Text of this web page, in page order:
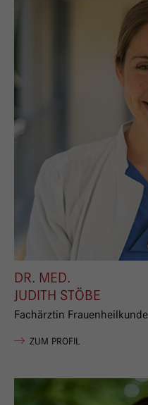
DR. MED.
JUDITH STÖBE
Fachärztin
ZUM PROFIL